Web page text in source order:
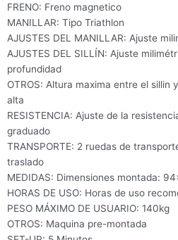
FRENO: Freno magnetico
MANILLAR: Tipo Triathlon
AJUSTES DEL MANILLAR: Ajuste
AJUSTES DEL SILLÍN: Ajuste
profundidad
OTROS: Altura maxima entre el sillin
alta
RESISTENCIA: Ajuste de la
graduado
TRANSPORTE: 2 ruedas de
traslado
MEDIDAS: Dimensiones montada:
HORAS DE USO: Horas de uso
PESO MÁXIMO DE USUARIO: 140kg
OTROS: Maquina pre-montada